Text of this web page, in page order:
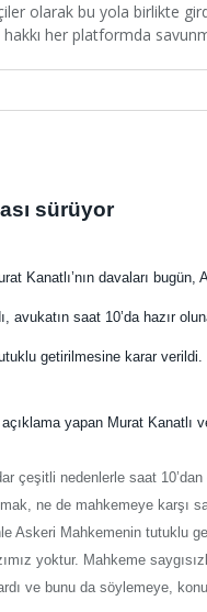
olarak bu yola birlikte
her platformda
sürüyor
Kanatlı’nın davaları
saat 10’da hazır
getirilmesine karar verildi.
yapan Murat Kanatlı
çeşitli nedenlerle saat 10’dan
ne de mahkemeye karşı
Askeri Mahkemenin tutuklu
yoktur. Mahkeme
ve bunu da söylemeye,